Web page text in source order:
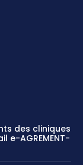
des cliniques
e-AGREMENT-